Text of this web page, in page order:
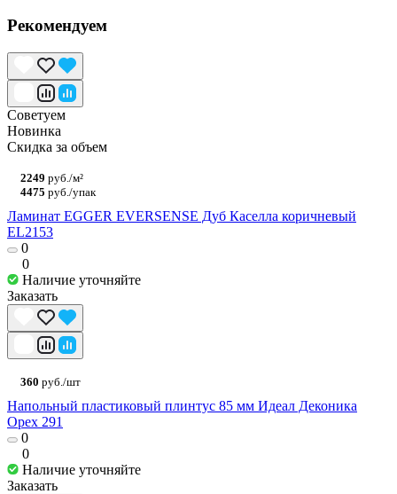
Рекомендуем
Советуем
Новинка
Скидка за объем
2249 руб./м²
4475 руб./упак
Ламинат EGGER EVERSENSE Дуб Каселла коричневый
EL2153
0
0
Наличие уточняйте
Заказать
360 руб./шт
Напольный пластиковый плинтус 85 мм Идеал Деконика
Орех 291
0
0
Наличие уточняйте
Заказать